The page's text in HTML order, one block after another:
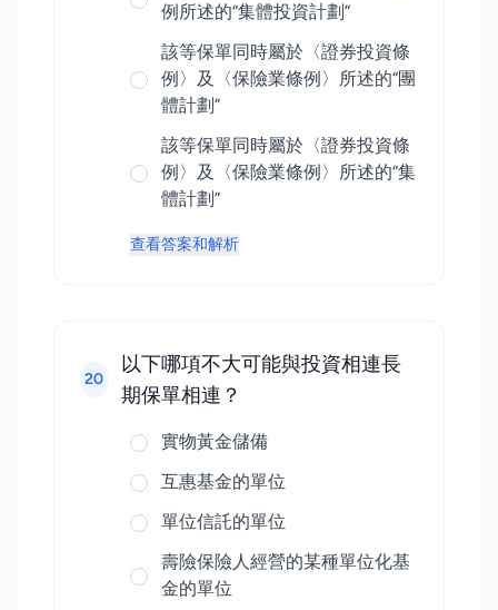
例所述的“集體投資計劃”
該等保單同時屬於〈證券投資條
例〉及〈保險業條例〉所述的“團
體計劃”
該等保單同時屬於〈證券投資條
例〉及〈保險業條例〉所述的“集
體計劃”
查看答案和解析
20
以下哪項不大可能與投資相連長
期保單相連？
實物黃金儲備
互惠基金的單位
單位信託的單位
壽險保險人經營的某種單位化基
金的單位